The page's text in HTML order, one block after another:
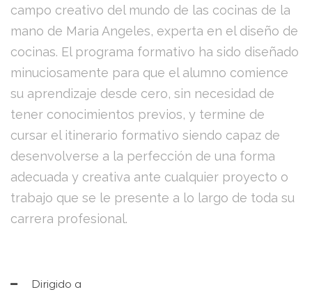
campo creativo del mundo de las cocinas de la
mano de Maria Angeles, experta en el diseño de
cocinas. El programa formativo ha sido diseñado
minuciosamente para que el alumno comience
su aprendizaje desde cero, sin necesidad de
tener conocimientos previos, y termine de
cursar el itinerario formativo siendo capaz de
desenvolverse a la perfección de una forma
adecuada y creativa ante cualquier proyecto o
trabajo que se le presente a lo largo de toda su
carrera profesional.
Dirigido a